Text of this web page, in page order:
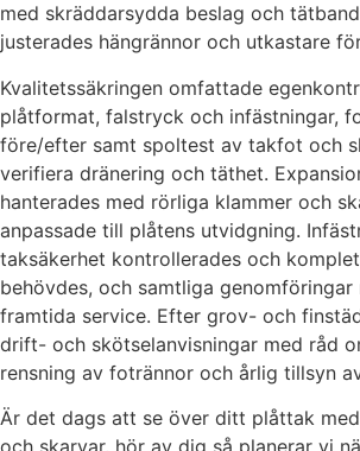
med skräddarsydda beslag och
justerades hängrännor och utkastare
Kvalitetssäkringen omfattade
plåtformat, falstryck och infästningar,
före/efter samt spoltest av takfot och
verifiera dränering och täthet.
hanterades med rörliga klammer och
anpassade till plåtens utvidgning.
taksäkerhet kontrollerades och
behövdes, och samtliga
framtida service. Efter grov- och
drift- och skötselanvisningar med råd
rensning av fotrännor och årlig tillsyn
Är det dags att se över ditt plåttak